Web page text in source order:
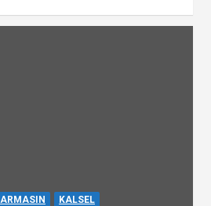
KALSEL